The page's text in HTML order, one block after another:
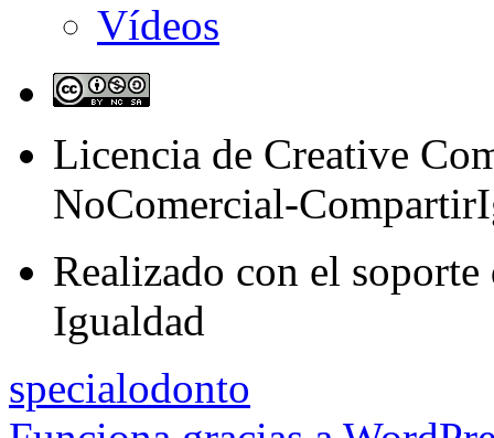
Vídeos
Licencia de Creative
NoComercial-
Realizado con el
Igualdad
specialodonto